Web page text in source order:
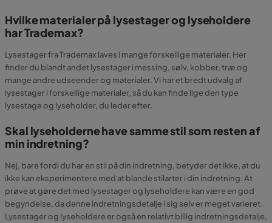
Hvilke materialer på lysestager og lyseholdere
har Trademax?
Lysestager fra Trademax laves i mange forskellige materialer. Her
finder du blandt andet lysestager i messing, sølv, kobber, træ og
mange andre udseender og materialer. Vi har et bredt udvalg af
lysestager i forskellige materialer, så du kan finde lige den type
lysestage og lyseholder, du leder efter.
Skal lyseholderne have samme stil som resten af
min indretning?
Nej, bare fordi du har en stil på din indretning, betyder det ikke, at du
ikke kan eksperimentere med at blande stilarter i din indretning. At
prøve at gøre det med lysestager og lyseholdere kan være en god
begyndelse, da denne indretningsdetalje i sig selv er meget varieret.
Lysestager og lyseholdere er også en relativt billig indretningsdetalje,